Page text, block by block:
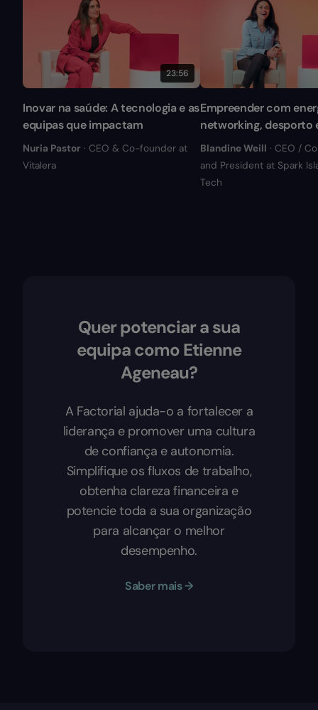
23:56
Inovar na saúde: A tecnologia e as
equipas que impactam
Nuria Pastor · CEO & Co-founder at
Vitalera
Empreender com
networking, desporto
Blandine Weill · CEO /
and President at Spark
Tech
Quer potenciar a sua
equipa como Etienne
Ageneau?
A Factorial ajuda-o a fortalecer a
liderança e promover uma cultura
de confiança e autonomia.
Simplifique os fluxos de trabalho,
obtenha clareza financeira e
potencie toda a sua organização
para alcançar o melhor
desempenho.
Saber mais →